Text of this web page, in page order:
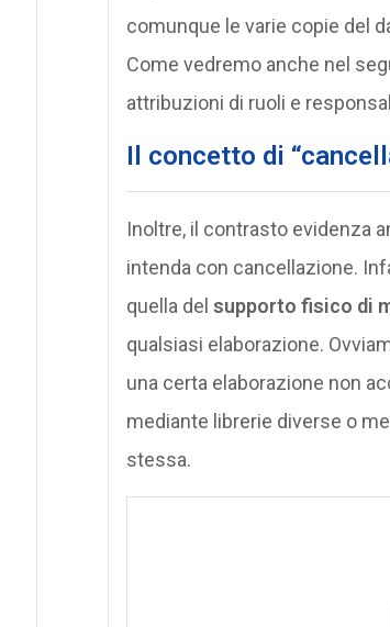
comunque le varie copie del
Come vedremo anche nel
attribuzioni di ruoli e
Il concetto di
Inoltre, il contrasto evidenza
intenda con cancellazione.
quella del supporto fisico di
qualsiasi elaborazione.
una certa elaborazione non
mediante librerie diverse o
stessa.